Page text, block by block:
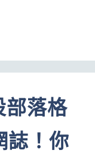
落格
誌！你